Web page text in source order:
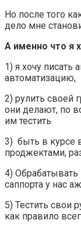
Но после того
дело мне
А именно что я
1) я хочу писать
автоматизацию,
2) рулить своей
они делают, по
им тестить
3) быть в курсе
проджектами,
4) Обрабатывать
саппорта у нас
5) Тестить свои
как правило